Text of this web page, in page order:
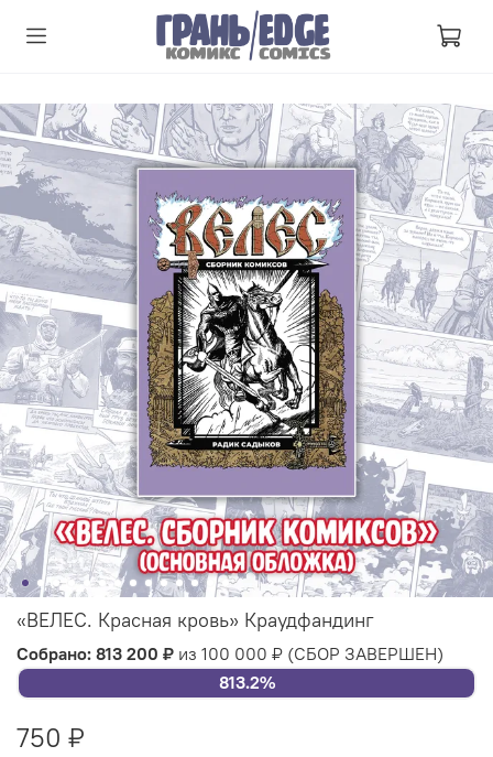
Собрано: 813 200 ₽ из 100 000 ₽ (СБОР ЗАВЕРШЕН)
813.2%
«ВЕЛЕС. Красная кровь» Краудфандинг
750 ₽